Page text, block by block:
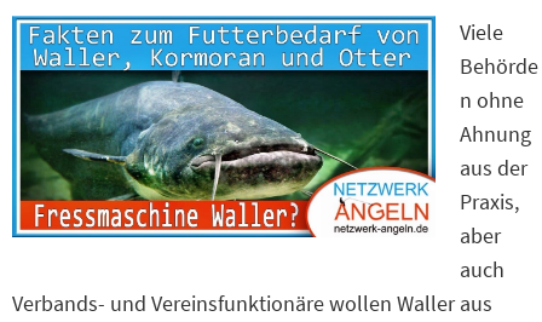
Viele
Behörde
n ohne
Ahnung
aus der
Praxis,
aber
auch
Verbands- und Vereinsfunktionäre wollen Waller aus